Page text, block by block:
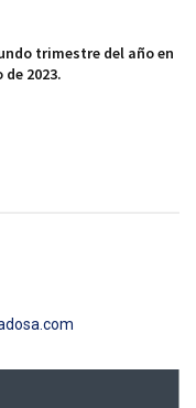
trimestre del año en
2023.